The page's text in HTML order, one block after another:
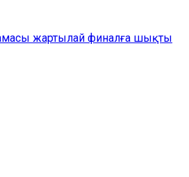
жартылай финалға шықты